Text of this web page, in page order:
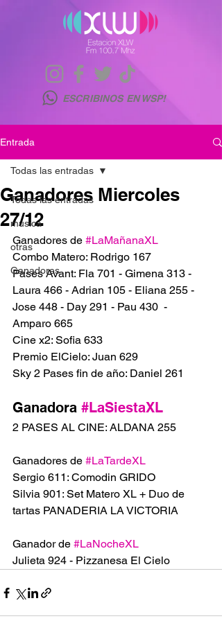
ESCRIBINOS EN WSP!
Entrada
Todas las entradas
musica
otras
Ganadores
Todas las entradas
Ganadores Miercoles
27/12
Ganadores de #LaMañanaXL
Combo Matero: Rodrigo 167
Pases Avant: Fla 701 - Gimena 313 -
Laura 466 - Adrian 105 - Eliana 255 -
Jose 448 - Day 291 - Pau 430  -
Amparo 665
Cine x2: Sofia 633
Premio ElCielo: Juan 629
Sky 2 Pases fin de año: Daniel 261
Ganadora #LaSiestaXL
2 PASES AL CINE: ALDANA 255
Ganadores de #LaTardeXL
Sergio 611: Comodin GRIDO
Silvia 901: Set Matero XL + Duo de
tartas PANADERIA LA VICTORIA
Ganador de #LaNocheXL
Julieta 924 - Pizzanesa El Cielo